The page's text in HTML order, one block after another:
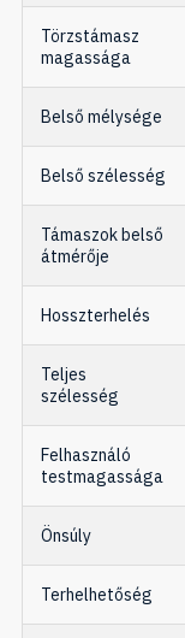
Törzstámasz
magassága
Belső mélysége
Belső szélesség
Támaszok belső
átmérője
Hosszterhelés
Teljes
szélesség
Felhasználó
testmagassága
Önsúly
Terhelhetőség